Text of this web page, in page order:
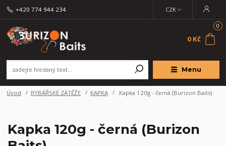
Menu
CZK
+420 774 944 234
0
0 Kč
Úvod RYBÁŘSKÉ ZÁTĚŽE KAPKA Kapka 120g - černá (Burizon Baits)
Kapka 120g - černá (Burizon